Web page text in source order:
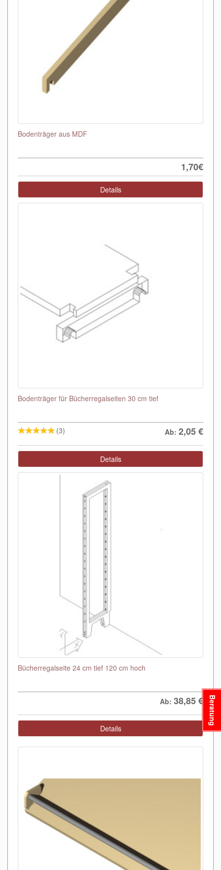
Bodenträger aus MDF
1,70€
Details
Bodenträger für Bücherregalseiten 30 cm tief
(3) Ab: 2,05€
Details
Bücherregalseite 24 cm tief 120 cm hoch
Ab: 38,85€
Details
Beratung